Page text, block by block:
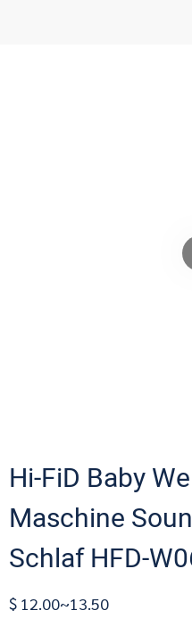
Hi-FiD Baby
Maschine
Schlaf HFD-
$ 12.00~13.50